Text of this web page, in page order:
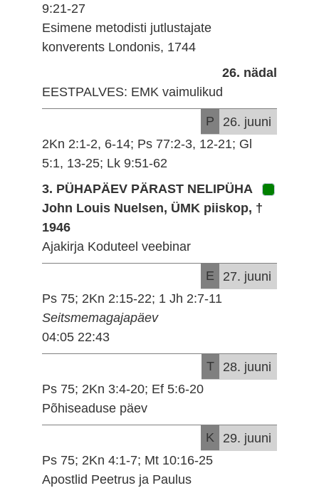
9:21-27
Esimene metodisti jutlustajate
konverents Londonis, 1744
26. nädal
EESTPALVES: EMK vaimulikud
P
26. juuni
2Kn 2:1-2, 6-14; Ps 77:2-3, 12-21; Gl
5:1, 13-25; Lk 9:51-62
3. PÜHAPÄEV PÄRAST NELIPÜHA
John Louis Nuelsen, ÜMK piiskop, †
1946
Ajakirja Koduteel veebinar
E
27. juuni
Ps 75; 2Kn 2:15-22; 1 Jh 2:7-11
Seitsmemagajapäev
04:05 22:43
T
28. juuni
Ps 75; 2Kn 3:4-20; Ef 5:6-20
Põhiseaduse päev
K
29. juuni
Ps 75; 2Kn 4:1-7; Mt 10:16-25
Apostlid Peetrus ja Paulus